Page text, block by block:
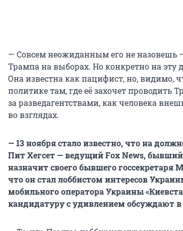
— Совсем неожиданным его не назовешь
Трампа на выборах. Но конкретно на эту
Она известна как пацифист, но, видимо,
политике там, где её захочет проводить
за разведагентствами, как человека
во взглядах.
— 13 ноября стало известно, что на
Пит Хегсет — ведущий Fox News,
назначит своего бывшего
что он стал лоббистом интересов
мобильного оператора Украины
кандидатуру с удивлением обсуждают